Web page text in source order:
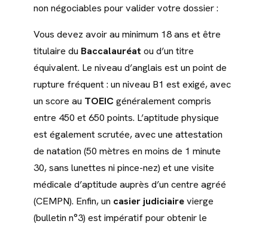
non négociables pour valider votre dossier :
Vous devez avoir au minimum 18 ans et être
titulaire du Baccalauréat ou d’un titre
équivalent. Le niveau d’anglais est un point de
rupture fréquent : un niveau B1 est exigé, avec
un score au TOEIC généralement compris
entre 450 et 650 points. L’aptitude physique
est également scrutée, avec une attestation
de natation (50 mètres en moins de 1 minute
30, sans lunettes ni pince-nez) et une visite
médicale d’aptitude auprès d’un centre agréé
(CEMPN). Enfin, un casier judiciairevierge
(bulletin n°3) est impératif pour obtenir le